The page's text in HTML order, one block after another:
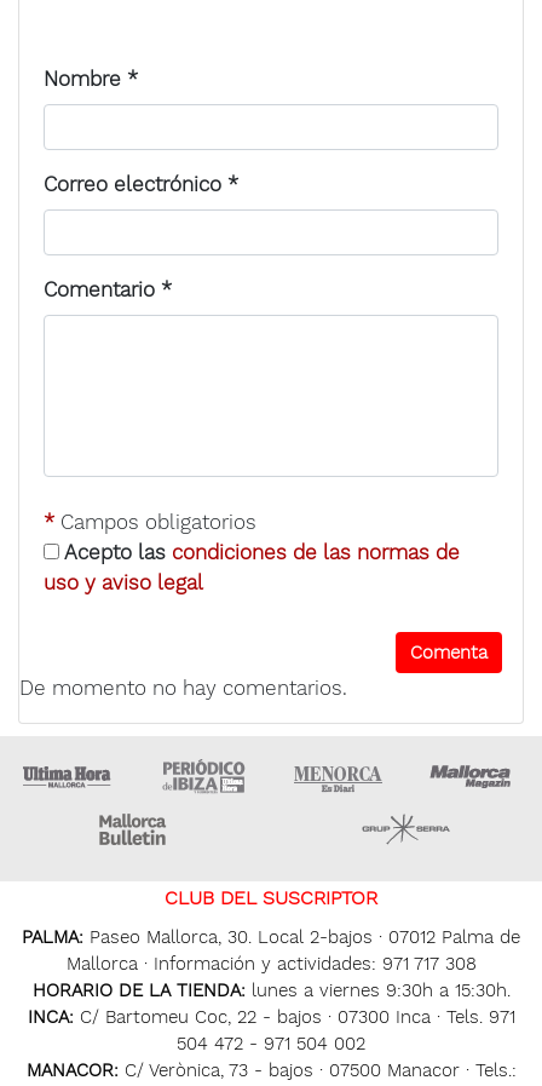
Nombre *
Correo electrónico *
Comentario *
* Campos obligatorios
Acepto las condiciones de las normas de
uso y aviso legal
De momento no hay comentarios.
Ultima Hora Ultima hora Ibiza Menorca • Es Diari
CLUB DEL SUSCRIPTOR
PALMA: Paseo Mallorca, 30. Local 2-bajos · 07012 Palma de
Mallorca · Información y actividades: 971 717 308
HORARIO DE LA TIENDA: lunes a viernes 9:30h a 15:30h.
INCA: C/ Bartomeu Coc, 22 - bajos · 07300 Inca · Tels. 971
504 472 - 971 504 002
MANACOR: C/ Verònica, 73 - bajos · 07500 Manacor · Tels.: